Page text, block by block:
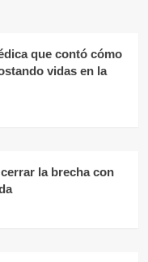
que contó cómo
vidas en la
la brecha con